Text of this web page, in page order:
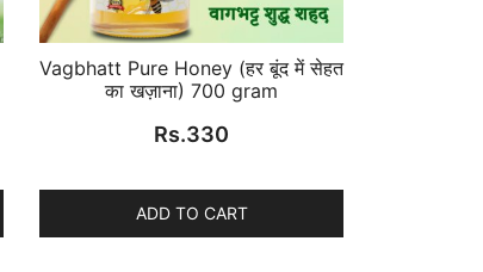
Vagbhatt Pure Honey (हर बूंद में सेहत
का खज़ाना) 700 gram
Rs.330
ADD TO CART